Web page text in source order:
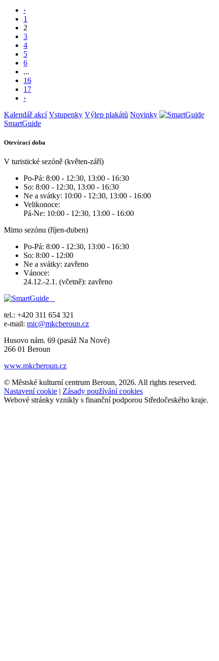
‹
1
2
3
4
5
6
...
16
17
›
Kalendář akcí Vstupenky Výlep plakátů Novinky
SmartGuide
Otevírací doba
V turistické sezóně (květen-září)
Po-Pá: 8:00 - 12:30, 13:00 - 16:30
So: 8:00 - 12:30, 13:00 - 16:30
Ne a svátky: 10:00 - 12:30, 13:00 - 16:00
Velikonoce:
Pá-Ne: 10:00 - 12:30, 13:00 - 16:00
Mimo sezónu (říjen-duben)
Po-Pá: 8:00 - 12:30, 13:00 - 16:30
So: 8:00 - 12:00
Ne a svátky: zavřeno
Vánoce:
24.12.-2.1. (včetně): zavřeno
tel.: +420 311 654 321
e-mail: mic@mkcberoun.cz
Husovo nám. 69 (pasáž Na Nové)
266 01 Beroun
www.mkcberoun.cz
© Městské kulturní centrum Beroun, 2026. All rights reserved.
Nastavení cookie | Zásady používání cookies
Webové stránky vznikly s finanční podporou Středočeského kraje.